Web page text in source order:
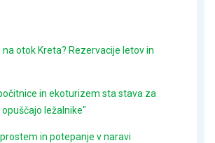
na otok Kreta? Rezervacije letov in
in ekoturizem sta stava za
opuščajo ležalnike"
in potepanje v naravi